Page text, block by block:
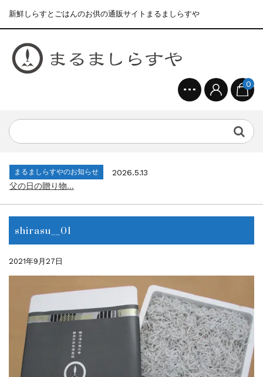
新鮮しらすとごはんのお供の通販サイトまるましらすや
0
合格を❝しらす❞！！知らせよう！...
まるましらすやのお知らせ
2026.6.22
まるましらすやのお知らせ
2026.5.13
父の日の贈り物...
まるましらすやのお知らせ
まるましらすやのお知らせ
2026.6.22
夏の贈り物...
まるましらすやのお知らせ
2026.5.13
父の日の贈り物...
まるましらすやのお知らせ
2026.4.17
生しらす、生桜えびの沖漬け...
まるましらすやのお知らせ
2026.3.21
shirasu__01
2021年9月27日